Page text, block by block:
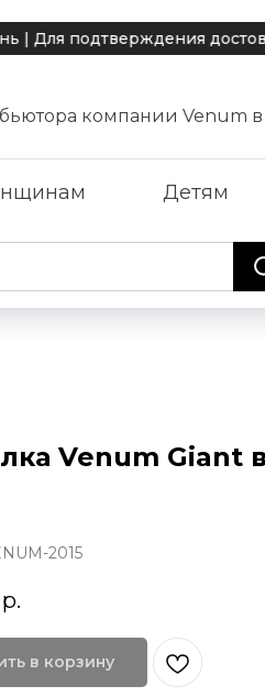
компании Venum
Детям
Venum Giant
2015
р.
в корзину